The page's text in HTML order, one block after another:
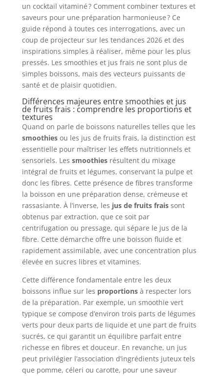
un cocktail vitaminé ? Comment combiner textures et
saveurs pour une préparation harmonieuse ? Ce
guide répond à toutes ces interrogations, avec un
coup de projecteur sur les tendances 2026 et des
inspirations simples à réaliser, même pour les plus
pressés. Les smoothies et jus frais ne sont plus de
simples boissons, mais des vecteurs puissants de
santé et de plaisir quotidien.
Différences majeures entre smoothies et jus
de fruits frais : comprendre les proportions et
textures
Quand on parle de boissons naturelles telles que les
smoothiesou les jus de fruits frais, la distinction est
essentielle pour maîtriser les effets nutritionnels et
sensoriels. Les smoothiesrésultent du mixage
intégral de fruits et légumes, conservant la pulpe et
donc les fibres. Cette présence de fibres transforme
la boisson en une préparation dense, crémeuse et
rassasiante. À l’inverse, les jus de fruits fraissont
obtenus par extraction, que ce soit par
centrifugation ou pressage, qui sépare le jus de la
fibre. Cette démarche offre une boisson fluide et
rapidement assimilable, avec une concentration plus
élevée en sucres libres et vitamines.
Cette différence fondamentale entre les deux
boissons influe sur les proportionsà respecter lors
de la préparation. Par exemple, un smoothie vert
typique se compose d’environ trois parts de légumes
verts pour deux parts de liquide et une part de fruits
sucrés, ce qui garantit un équilibre parfait entre
richesse en fibres et douceur. En revanche, un jus
peut privilégier l’association d’ingrédients juteux tels
que pomme, céleri ou carotte, pour une saveur